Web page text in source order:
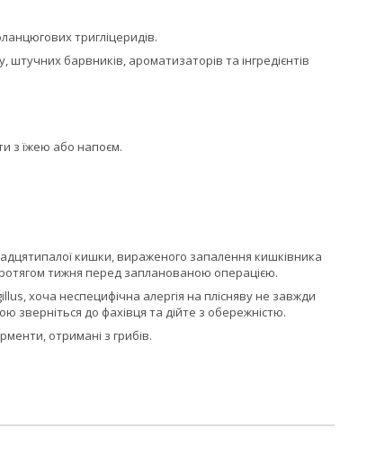
тригліцеридів.
барвників, ароматизаторів та інгредієнтів
з їжею або напоєм.
кишки, вираженого запалення кишківника
тижня перед запланованою операцією.
хоча неспецифічна алергія на плісняву не завжди
до фахівця та дійте з обережністю.
отримані з грибів.